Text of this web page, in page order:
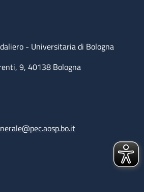
- Universitaria di Bologna
9, 40138 Bologna